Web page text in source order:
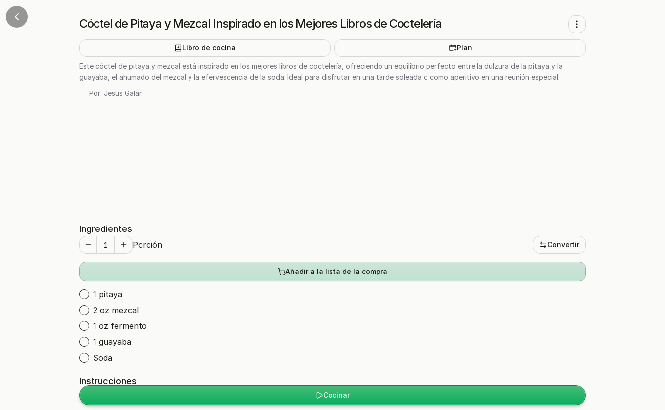
Cóctel de Pitaya y Mezcal Inspirado en los Mejores Libros de Coctelería
Libro de cocina Plan
Este cóctel de pitaya y mezcal está inspirado en los mejores libros de coctelería, ofreciendo un equilibrio perfecto entre la dulzura de la pitaya y la
guayaba, el ahumado del mezcal y la efervescencia de la soda. Ideal para disfrutar en una tarde soleada o como aperitivo en una reunión especial.
Por: Jesus Galan
Ingredientes
Porción Convertir
Añadir a la lista de la compra
1 pitaya
2 oz mezcal
1 oz fermento
1 guayaba
Soda
Instrucciones
Cocinar